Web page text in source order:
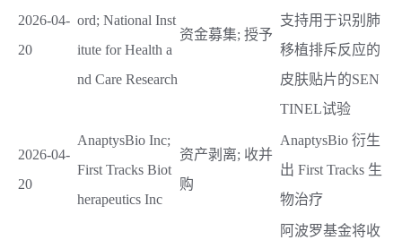
2026-04-
20
ord; National Inst
itute for Health a
nd Care Research
资金募集; 授予
支持用于识别肺
移植排斥反应的
皮肤贴片的SEN
TINEL试验
2026-04-
20
AnaptysBio Inc;
First Tracks Biot
herapeutics Inc
资产剥离; 收并
购
AnaptysBio 衍生
出 First Tracks 生
物治疗
阿波罗基金将收